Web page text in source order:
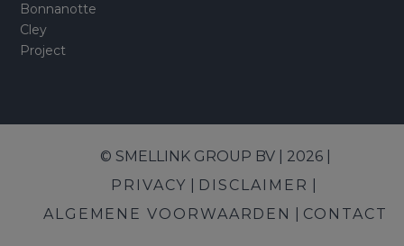
Bonnanotte
Cley
Project
© SMELLINK GROUP BV | 2026 |
PRIVACY
DISCLAIMER
ALGEMENE VOORWAARDEN
CONTACT